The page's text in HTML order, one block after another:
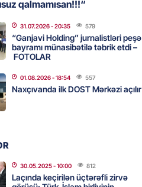
Səudiyyə Ərəbistanı və
arasında Məkkə müdafiə
- 15:15
- 15:00
qalmamısan!!!“
31.07.2026- 20:35 579
“Ganjavi Holding” jurnalistləri peşə
bayramı münasibətilə təbrik etdi –
FOTOLAR
01.08.2026- 18:54 557
Naxçıvanda ilk DOST Mərkəzi açılır
30.05.2025- 10:00 812
Laçında keçirilən üçtərəfli zirvə